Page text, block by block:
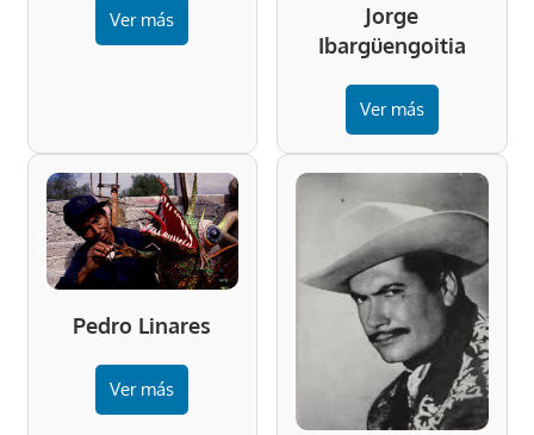
Ver más
Jorge
Ibargüengoitia
Ver más
Pedro Linares
Ver más